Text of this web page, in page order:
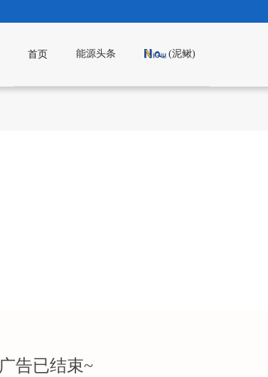
首页 能源头条 (泥鳅)
广告已结束~